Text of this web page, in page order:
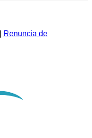
Renuncia de